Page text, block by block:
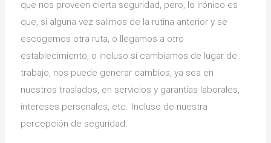
que nos proveen cierta seguridad, pero, lo irónico es
que, si alguna vez salimos de la rutina anterior y se
escogemos otra ruta, o llegamos a otro
establecimiento, o incluso si cambiamos de lugar de
trabajo, nos puede generar cambios, ya sea en
nuestros traslados, en servicios y garantías laborales,
intereses personales, etc. Incluso de nuestra
percepción de seguridad.